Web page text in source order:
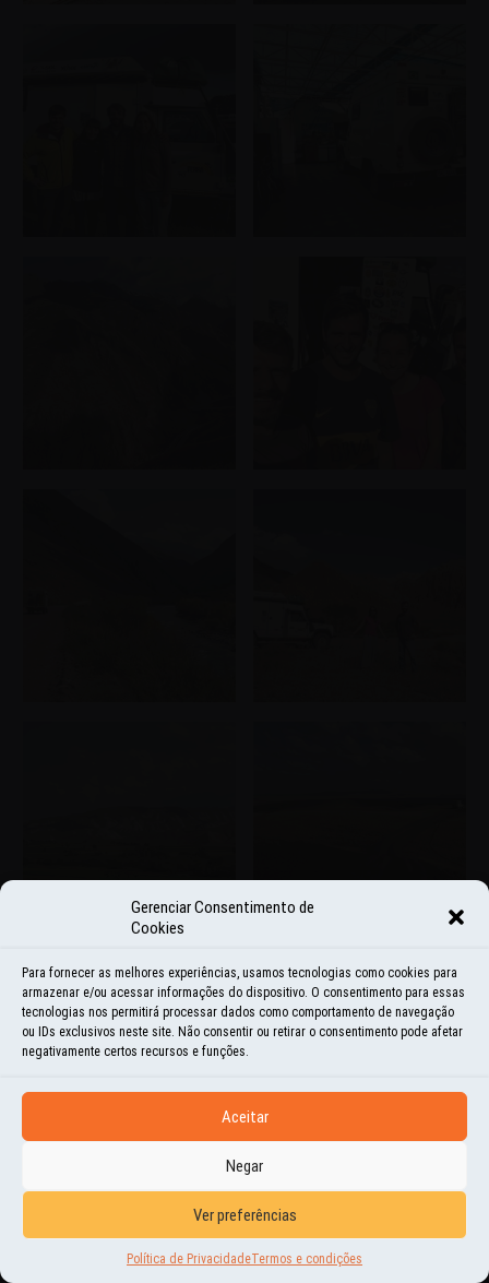
Gerenciar Consentimento de
Cookies
Para fornecer as melhores experiências, usamos tecnologias como cookies para
armazenar e/ou acessar informações do dispositivo. O consentimento para essas
tecnologias nos permitirá processar dados como comportamento de navegação
ou IDs exclusivos neste site. Não consentir ou retirar o consentimento pode afetar
negativamente certos recursos e funções.
Aceitar
Negar
Ver preferências
Política de PrivacidadeTermos e condições